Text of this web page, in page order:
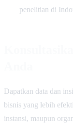
penelitian di
Dapatkan data dan
bisnis yang lebih
instansi, maupun